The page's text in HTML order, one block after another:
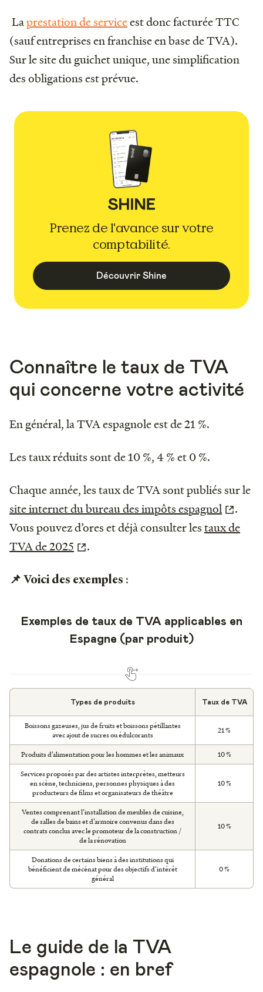
Laprestation de serviceest donc facturée TTC
(sauf entreprises en franchise en base de TVA).
Sur le site du guichet unique, une simplification
des obligations est prévue.
Prenez de l'avance sur votre
comptabilité.
Découvrir Shine
Connaître le taux de TVA
qui concerne votre activité
En général, la TVA espagnole est de 21 %.
Les taux réduits sont de 10 %, 4 % et 0 %.
Chaque année, les taux de TVA sont publiés sur le
site internet du bureau des impôts espagnol
.
Vous pouvez d’ores et déjà consulter lestaux de
TVA de 2025
.
📌 Voici des exemples :
Exemples de taux de TVA applicables en
Espagne (par produit)
Types de produits Taux de TVA
Boissons gazeuses, jus de fruits et boissons pétillantes
avec ajout de sucres ou édulcorants
21 %
Produits d’alimentation pour les hommes et les animaux
10 %
Services proposés par des artistes interprètes, metteurs
en scène, techniciens, personnes physiques à des
producteurs de films et organisateurs de théâtre
10 %
Ventes comprenant l’installation de meubles de cuisine,
de salles de bains et d’armoire convenus dans des
contrats conclus avec le promoteur de la construction /
de la rénovation
10 %
Donations de certains biens à des institutions qui
bénéficient de mécénat pour des objectifs d’intérêt
général
0 %
Le guide de la TVA
espagnole : en bref